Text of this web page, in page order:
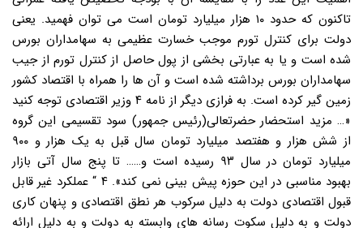
تاکنون که حدود ۱۰ هزار میلیارد تومان است می توان فهمید. یعنی
دولت برای کنترل تورم موجب خسارت عظیمی به سهامداران بورس
شده است و یا به عبارتی بخشی از پول حاصل از کنترل تورم از جیب
سهامداران بورس برداشته شده است و آن ها را همراه با اقتصاد کشور
زمین گیر کرده است. به فرازی دیگر از نامه ۴ وزیر اقتصادی توجه کنید
«… مزید استحضار حضرتعالی(رئیس جمهور) سود تقسیمی این گروه
از شش هزار و هفتصد میلیارد تومان سال قبل به یک هزار و ۹۰۰
میلیارد تومان در سال ۹۳ رسیده است و…… تا پنج سال آتی بازار
بهبود مناسبی در این حوزه پیش بینی نمی کند». ۴ “ عملکرد غیر قابل
قبول اقتصادی دولت به دلیل سرکوب هر نطق اقتصادی و پنهان کاری
دولت و به دلیل سکوت رسانه های وابسته به دولت و به دلیل ارائه